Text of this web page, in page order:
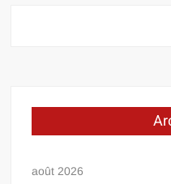
août 2026